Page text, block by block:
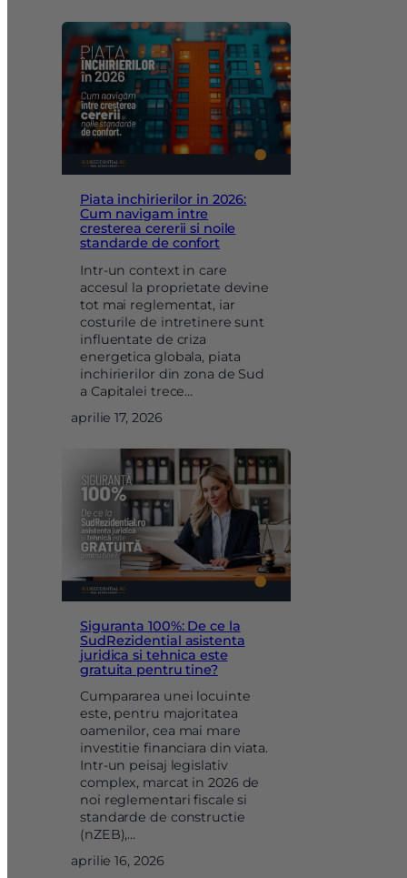
Piata inchirierilor in 2026:
Cum navigam intre
cresterea cererii si noile
standarde de confort
Intr-un context in care
accesul la proprietate devine
tot mai reglementat, iar
costurile de intretinere sunt
influentate de criza
energetica globala, piata
inchirierilor din zona de Sud
a Capitalei trece…
aprilie 17, 2026
Siguranta 100%: De ce la
SudRezidential asistenta
juridica si tehnica este
gratuita pentru tine?
Cumpararea unei locuinte
este, pentru majoritatea
oamenilor, cea mai mare
investitie financiara din viata.
Intr-un peisaj legislativ
complex, marcat in 2026 de
noi reglementari fiscale si
standarde de constructie
(nZEB),…
aprilie 16, 2026